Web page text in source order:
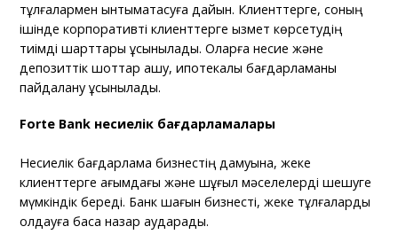
тұлғалармен ынтымақтасуға дайын. Клиенттерге, соның
ішінде корпоративті клиенттерге қызмет көрсетудің
тиімді шарттары ұсынылады. Оларға несие және
депозиттік шоттар ашу, ипотекалық бағдарламаны
пайдалану ұсынылады.
Forte Bank несиелік бағдарламалары
Несиелік бағдарлама бизнестің дамуына, жеке
клиенттерге ағымдағы және шұғыл мәселелерді шешуге
мүмкіндік береді. Банк шағын бизнесті, жеке тұлғаларды
қолдауға баса назар аударады.